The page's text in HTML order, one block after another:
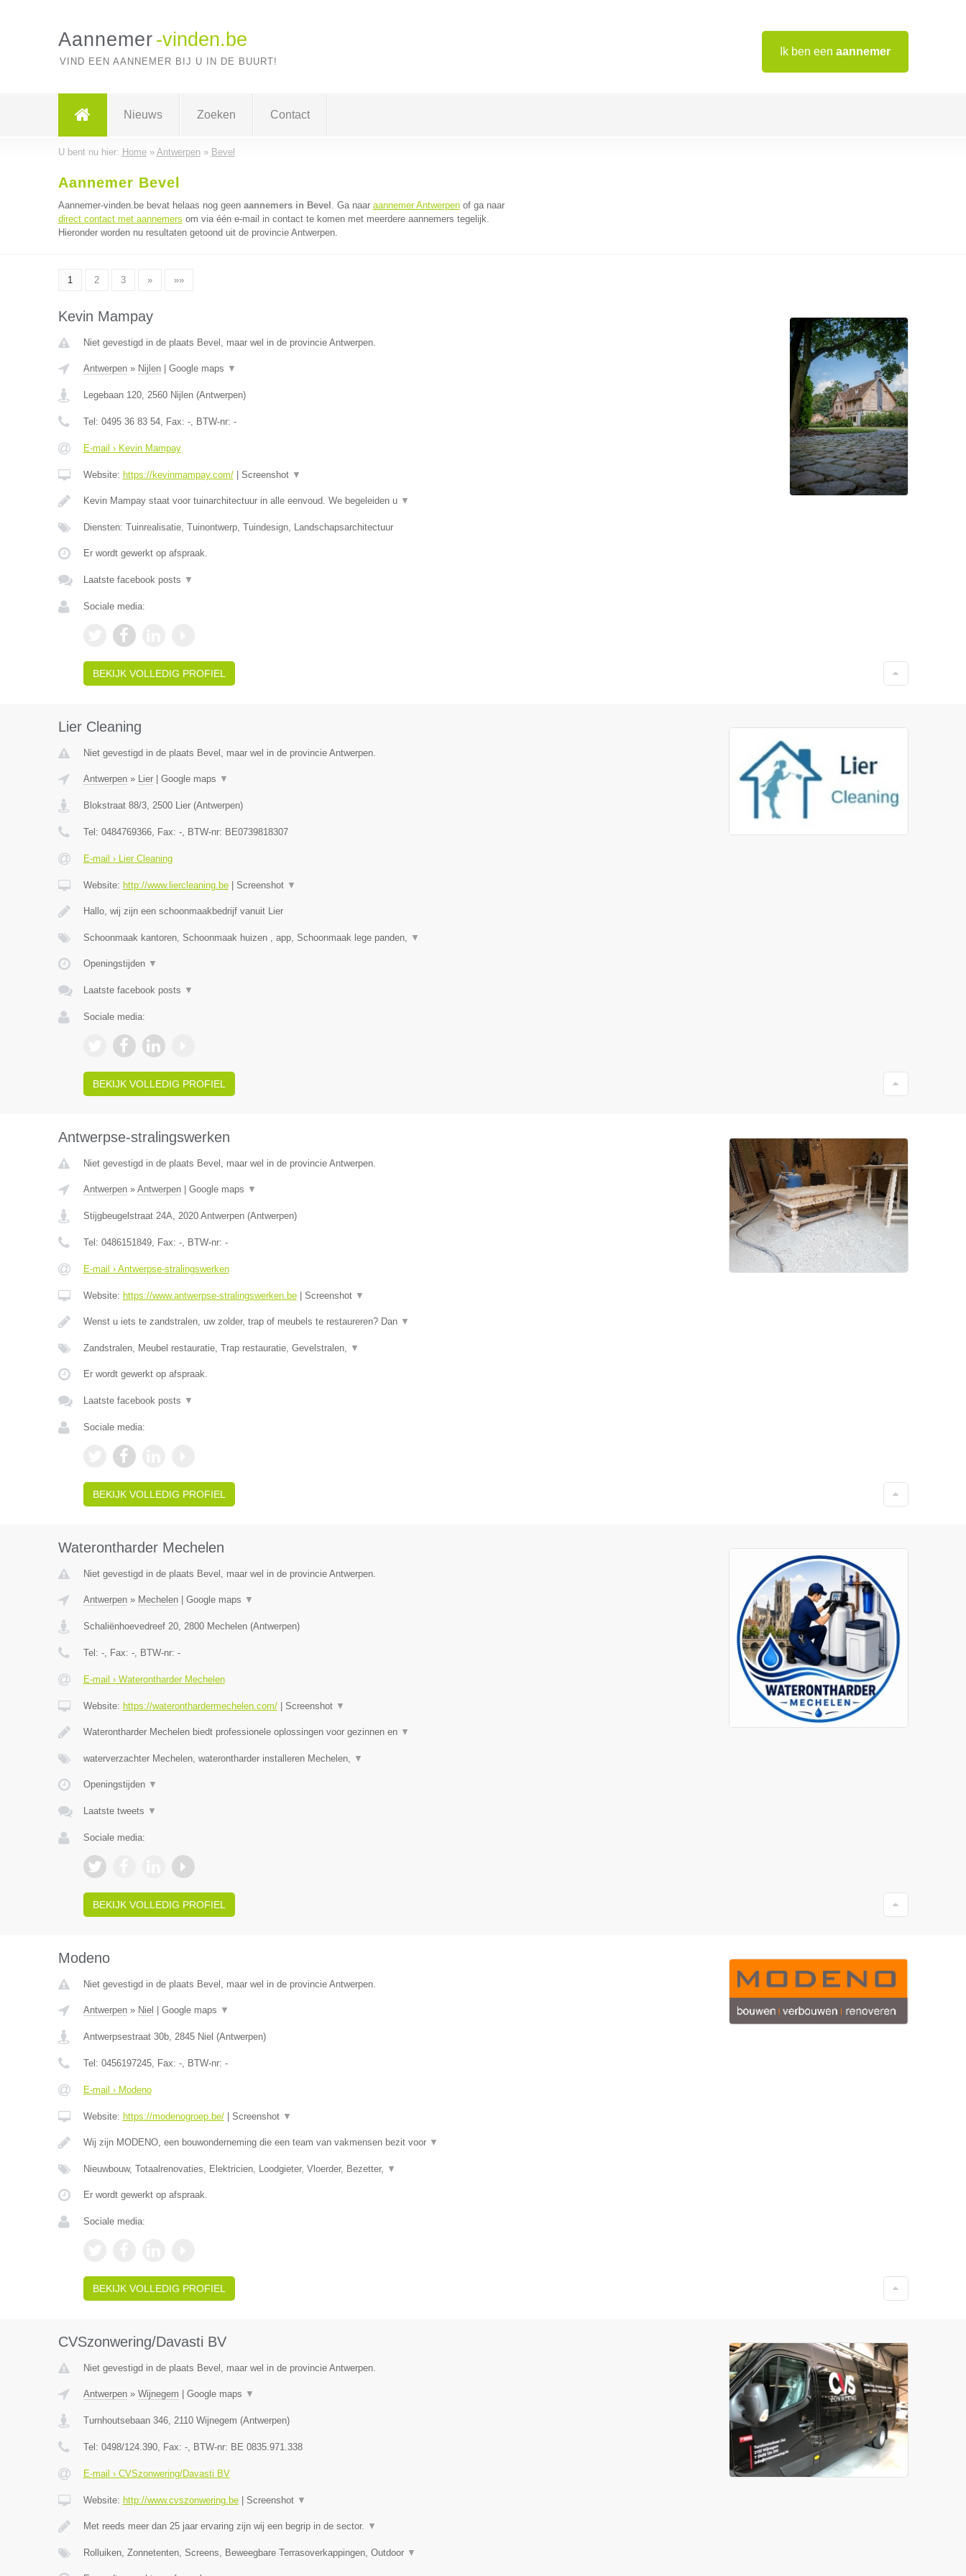
Ik ben een aannemer
Aannemer -vinden.be
VIND EEN AANNEMER BIJ U IN DE BUURT!
Nieuws Zoeken Contact
U bent nu hier: Home» Antwerpen» Bevel
Aannemer Bevel
Aannemer-vinden.be bevat helaas nog geen aannemers in Bevel . Ga naar aannemer Antwerpenof ga naar
direct contact met aannemers om via één e-mail in contact te komen met meerdere aannemers tegelijk.
Hieronder worden nu resultaten getoond uit de provincie Antwerpen.
1 2 3 » »»
Kevin Mampay
Niet gevestigd in de plaats Bevel, maar wel in de provincie Antwerpen.
Antwerpen» Nijlen| Google maps ▼
Legebaan 120, 2560 Nijlen(Antwerpen)
Tel: 0495 36 83 54, Fax: -, BTW-nr: -
E-mail › Kevin Mampay
Website: https://kevinmampay.com/| Screenshot ▼
Kevin Mampay staat voor tuinarchitectuur in alle eenvoud. We begeleiden u ▼
Diensten: Tuinrealisatie, Tuinontwerp, Tuindesign, Landschapsarchitectuur
Er wordt gewerkt op afspraak.
Laatste facebook posts ▼
Sociale media:
BEKIJK VOLLEDIG PROFIEL
Lier Cleaning
Niet gevestigd in de plaats Bevel, maar wel in de provincie Antwerpen.
Antwerpen» Lier| Google maps ▼
Blokstraat 88/3, 2500 Lier(Antwerpen)
Tel: 0484769366, Fax: -, BTW-nr: BE0739818307
E-mail › Lier Cleaning
Website: http://www.liercleaning.be| Screenshot ▼
Hallo, wij zijn een schoonmaakbedrijf vanuit Lier
Schoonmaak kantoren, Schoonmaak huizen , app, Schoonmaak lege panden, ▼
Openingstijden ▼
Laatste facebook posts ▼
Sociale media:
BEKIJK VOLLEDIG PROFIEL
Antwerpse-stralingswerken
Niet gevestigd in de plaats Bevel, maar wel in de provincie Antwerpen.
Antwerpen» Antwerpen| Google maps ▼
Stijgbeugelstraat 24A, 2020 Antwerpen(Antwerpen)
Tel: 0486151849, Fax: -, BTW-nr: -
E-mail › Antwerpse-stralingswerken
Website: https://www.antwerpse-stralingswerken.be| Screenshot ▼
Wenst u iets te zandstralen, uw zolder, trap of meubels te restaureren? Dan ▼
Zandstralen, Meubel restauratie, Trap restauratie, Gevelstralen, ▼
Er wordt gewerkt op afspraak.
Laatste facebook posts ▼
Sociale media:
BEKIJK VOLLEDIG PROFIEL
Waterontharder Mechelen
Niet gevestigd in de plaats Bevel, maar wel in de provincie Antwerpen.
Antwerpen» Mechelen| Google maps ▼
Schaliënhoevedreef 20, 2800 Mechelen(Antwerpen)
Tel: -, Fax: -, BTW-nr: -
E-mail › Waterontharder Mechelen
Website: https://wateronthardermechelen.com/| Screenshot ▼
Waterontharder Mechelen biedt professionele oplossingen voor gezinnen en ▼
waterverzachter Mechelen, waterontharder installeren Mechelen, ▼
Openingstijden ▼
Laatste tweets ▼
Sociale media:
BEKIJK VOLLEDIG PROFIEL
Modeno
Niet gevestigd in de plaats Bevel, maar wel in de provincie Antwerpen.
Antwerpen» Niel Google maps ▼
Antwerpsestraat 30b, 2845 Niel (Antwerpen)
Tel: 0456197245, Fax: -, BTW-nr: -
E-mail › Modeno
Website: https://modenogroep.be/| Screenshot ▼
Wij zijn MODENO, een bouwonderneming die een team van vakmensen bezit voor ▼
Nieuwbouw, Totaalrenovaties, Elektricien, Loodgieter, Vloerder, Bezetter, ▼
Er wordt gewerkt op afspraak.
Sociale media:
BEKIJK VOLLEDIG PROFIEL
CVSzonwering/Davasti BV
Niet gevestigd in de plaats Bevel, maar wel in de provincie Antwerpen.
Antwerpen» Wijnegem Google maps ▼
Turnhoutsebaan 346, 2110 Wijnegem (Antwerpen)
Tel: 0498/124.390, Fax: -, BTW-nr: BE 0835.971.338
E-mail › CVSzonwering/Davasti BV
Website: http://www.cvszonwering.be| Screenshot ▼
Met reeds meer dan 25 jaar ervaring zijn wij een begrip in de sector. ▼
Rolluiken, Zonnetenten, Screens, Beweegbare Terrasoverkappingen, Outdoor ▼